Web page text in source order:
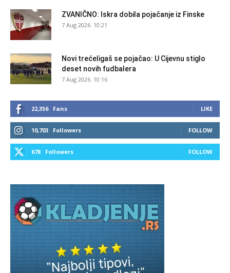
ZVANIČNO: Iskra dobila pojačanje iz Finske
7 Aug 2026. 10:21
Novi trećeligaš se pojačao: U Cijevnu stiglo
deset novih fudbalera
7 Aug 2026. 10:16
22,356 Fans LIKE
10,703 Followers FOLLOW
678 Followers FOLLOW